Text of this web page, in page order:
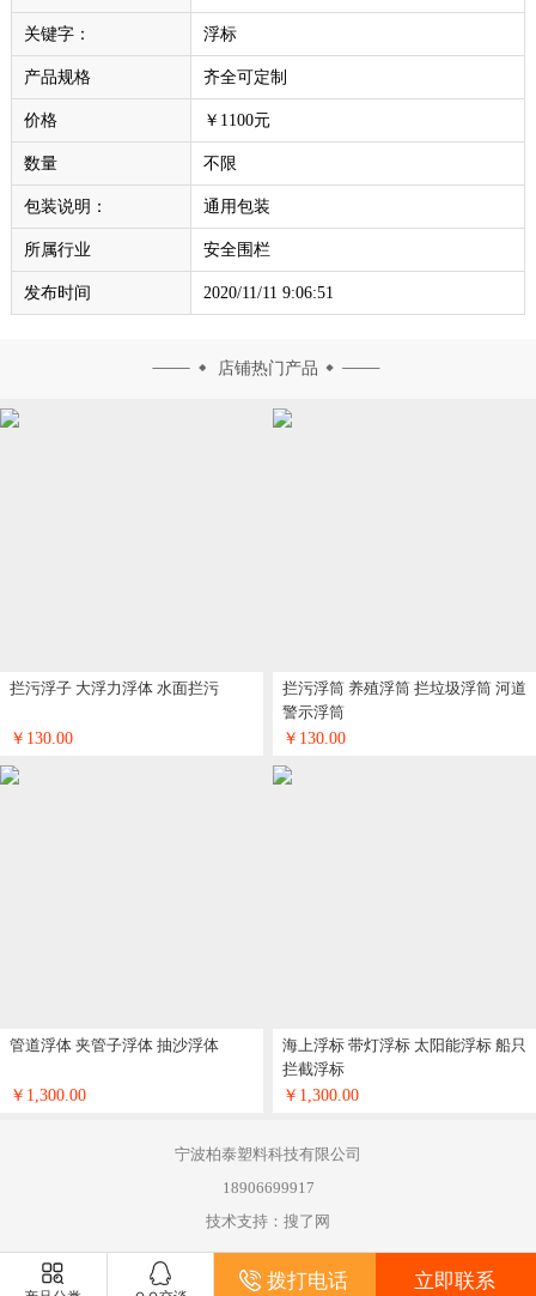
关键字： 浮标
产品规格 齐全可定制
价格 ￥1100元
数量 不限
包装说明： 通用包装
所属行业 安全围栏
发布时间 2020/11/11 9:06:51
店铺热门产品
拦污浮子 大浮力浮体 水面拦污
￥130.00
拦污浮筒 养殖浮筒 拦垃圾浮筒 河道
警示浮筒
￥130.00
管道浮体 夹管子浮体 抽沙浮体
￥1,300.00
海上浮标 带灯浮标 太阳能浮标 船只
拦截浮标
￥1,300.00
宁波柏泰塑料科技有限公司
18906699917
技术支持：搜了网
拨打电话 立即联系